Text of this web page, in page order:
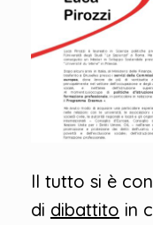
Il tutto si è
di dibattito in